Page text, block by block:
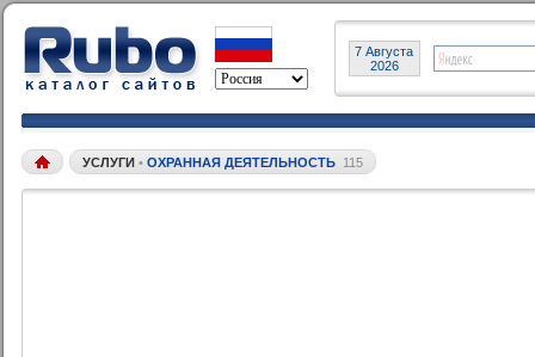
7 Августа
2026
УСЛУГИ • ОХРАННАЯ ДЕЯТЕЛЬНОСТЬ 115